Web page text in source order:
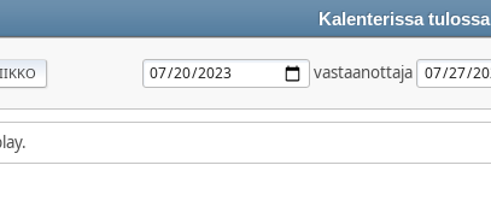
Kalenterissa tulossa
vastaanottaja